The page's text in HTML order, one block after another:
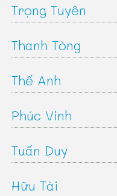
Trọng Tuyên
Thanh Tòng
Thế Anh
Phúc Vinh
Tuấn Duy
Hữu Tài